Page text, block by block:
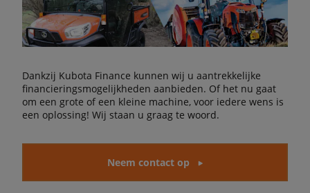
Dankzij Kubota Finance kunnen wij u aantrekkelijke
financieringsmogelijkheden aanbieden. Of het nu gaat
om een grote of een kleine machine, voor iedere wens is
een oplossing! Wij staan u graag te woord.
Neem contact op